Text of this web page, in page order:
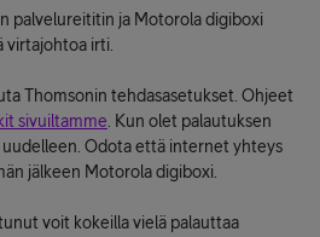
palvelureititin ja Motorola digiboxi
virtajohtoa irti.
Thomsonin tehdasasetukset. Ohjeet
sivuiltamme . Kun olet palautuksen
Odota että internet yhteys
jälkeen Motorola digiboxi.
voit kokeilla vielä palauttaa